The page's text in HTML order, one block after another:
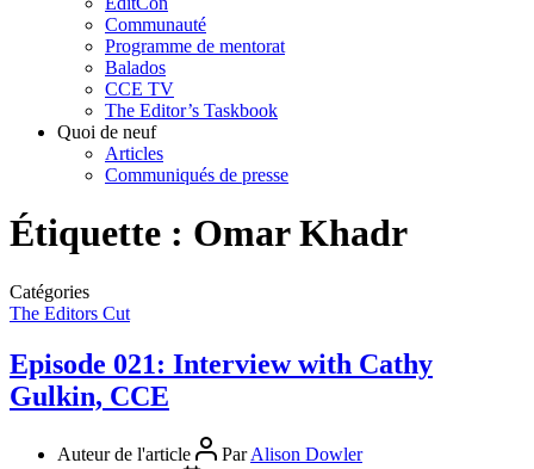
Communauté
Programme de mentorat
Balados
CCE TV
The Editor’s Taskbook
Quoi de neuf
Articles
Communiqués de presse
Étiquette : Omar Khadr
Catégories
The Editors Cut
Episode 021: Interview with Cathy
Gulkin, CCE
Auteur de l'article ParAlison Dowler